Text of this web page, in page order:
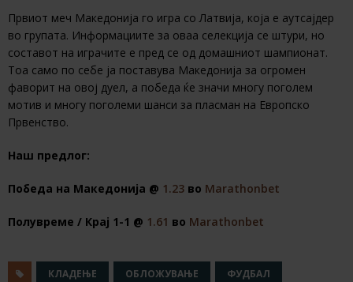
Првиот меч Македонија го игра со Латвија, која е аутсајдер
во групата. Информациите за оваа селекција се штури, но
составот на играчите е пред се од домашниот шампионат.
Тоа само по себе ја поставува Македонија за огромен
фаворит на овој дуел, а победа ќе значи многу поголем
мотив и многу поголеми шанси за пласман на Европско
Првенство.
Наш предлог:
Победа на Македонија @ 1.23 во Marathonbet
Полувреме / Крај 1-1 @ 1.61 во Marathonbet
КЛАДЕЊЕ ОБЛОЖУВАЊЕ ФУДБАЛ